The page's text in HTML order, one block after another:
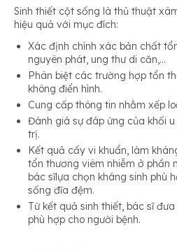
Sinh thiết cột sống là thủ thuật
hiệu quả với mục đích:
Xác định chính xác bản chất
nguyên phát, ung thư di căn,…
Phân biệt các trường hợp tổn
không điển hình.
Cung cấp thông tin nhằm xếp
Đánh giá sự đáp ứng của khối
trị.
Kết quả cấy vi khuẩn, làm
tổn thương viêm nhiễm ở phần
bác sĩlựa chọn kháng sinh phù
sống đĩa đệm.
Từ kết quả sinh thiết, bác sĩ
phù hợp cho người bệnh.